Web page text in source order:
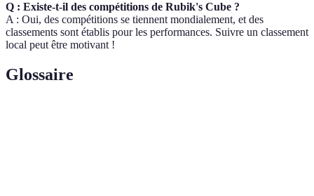
Q : Existe-t-il des compétitions de Rubik's Cube ?
A : Oui, des compétitions se tiennent mondialement, et des
classements sont établis pour les performances. Suivre un classement
local peut être motivant !
Glossaire